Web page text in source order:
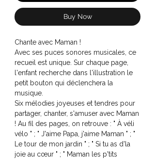
Buy Now
Chante avec Maman !
Avec ses puces sonores musicales, ce
recueil est unique. Sur chaque page,
l'enfant recherche dans l'illustration le
petit bouton qui déclenchera la
musique.
Six mélodies joyeuses et tendres pour
partager, chanter, s'amuser avec Maman
! Au fil des pages, on retrouve : " À véli
vélo " ; " J'aime Papa, j'aime Maman " ; "
Le tour de mon jardin " ; " Si tu as d'la
joie au cœur " ; " Maman les p'tits